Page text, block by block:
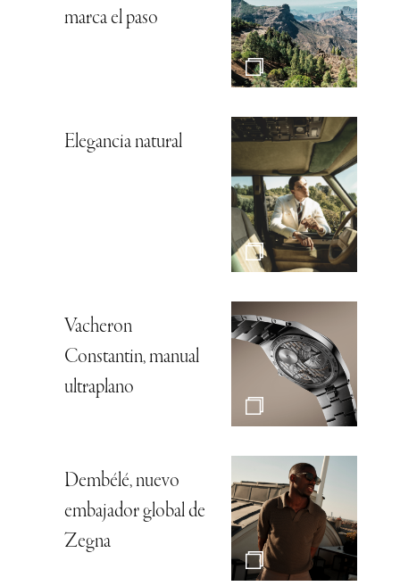
marca el paso
Elegancia natural
Vacheron
Constantin, manual
ultraplano
Dembélé, nuevo
embajador global de
Zegna